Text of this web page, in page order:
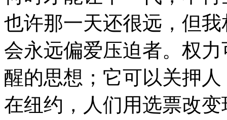
也许那一天还很远，但
会永远偏爱压迫者。权
醒的思想；它可以关押
在纽约，人们用选票改变